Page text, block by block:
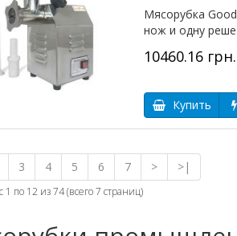
Мясорубка
нож и одну
10460.16 грн.
Купить
3 4 5 6 7 > >|
1 по 12 из 74 (всего 7 страниц)